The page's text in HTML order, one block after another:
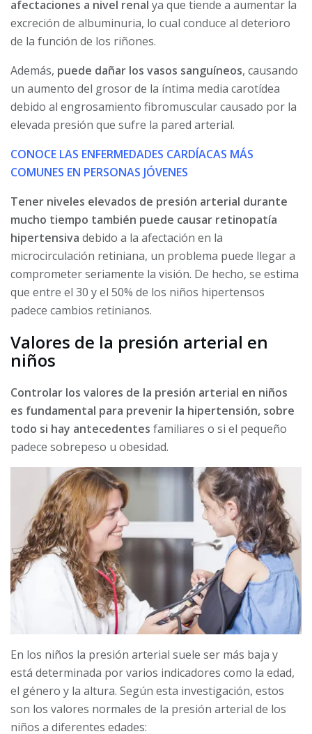
afectaciones a nivel renal ya que tiende a aumentar la
excreción de albuminuria, lo cual conduce al deterioro
de la función de los riñones.
Además, puede dañar los vasos sanguíneos, causando
un aumento del grosor de la íntima media carotídea
debido al engrosamiento fibromuscular causado por la
elevada presión que sufre la pared arterial.
CONOCE LAS ENFERMEDADES CARDÍACAS MÁS
COMUNES EN PERSONAS JÓVENES
Tener niveles elevados de presión arterial durante
mucho tiempo también puede causar retinopatía
hipertensiva debido a la afectación en la
microcirculación retiniana, un problema puede llegar a
comprometer seriamente la visión. De hecho, se estima
que entre el 30 y el 50% de los niños hipertensos
padece cambios retinianos.
Valores de la presión arterial en
niños
Controlar los valores de la presión arterial en niños
es fundamental para prevenir la hipertensión, sobre
todo si hay antecedentes familiares o si el pequeño
padece sobrepeso u obesidad.
En los niños la presión arterial suele ser más baja y
está determinada por varios indicadores como la edad,
el género y la altura. Según esta investigación, estos
son los valores normales de la presión arterial de los
niños a diferentes edades: